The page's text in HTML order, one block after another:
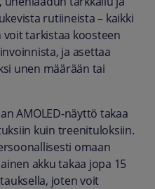
rutiineista – kaikki
voit tarkistaa koosteen
ja asettaa
unen määrään tai
AMOLED-näyttö takaa
kuin treenituloksiin.
omaan
akku takaa jopa 15
joten voit